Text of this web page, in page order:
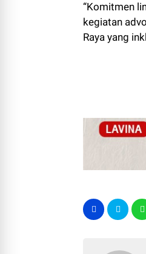
“Komitmen
kegiatan
Raya yang